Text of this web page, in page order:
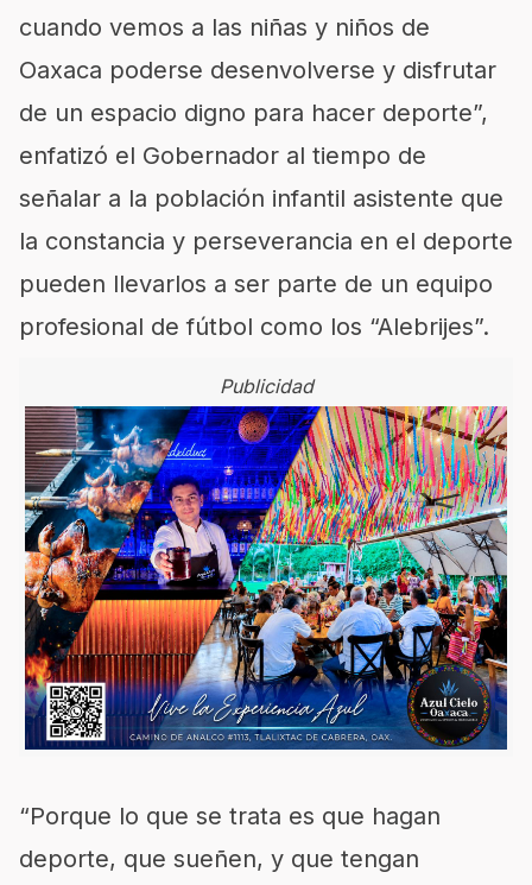
cuando vemos a las niñas y niños de
Oaxaca poderse desenvolverse y disfrutar
de un espacio digno para hacer deporte”,
enfatizó el Gobernador al tiempo de
señalar a la población infantil asistente que
la constancia y perseverancia en el deporte
pueden llevarlos a ser parte de un equipo
profesional de fútbol como los “Alebrijes”.
Publicidad
“Porque lo que se trata es que hagan
deporte, que sueñen, y que tengan